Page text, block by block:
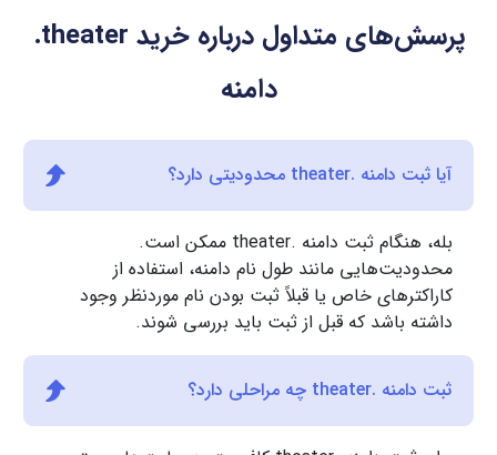
.theater
دامنه
آیا ثبت دامنه .theater محدودیتی دارد؟
بله، هنگام ثبت دامنه .theater ممکن است.
محدودیت‌هایی مانند طول نام دامنه، استفاده از
کاراکترهای خاص یا قبلاً ثبت بودن نام موردنظر وجود
داشته باشد که قبل از ثبت باید بررسی شوند.
ثبت دامنه .theater چه مراحلی دارد؟